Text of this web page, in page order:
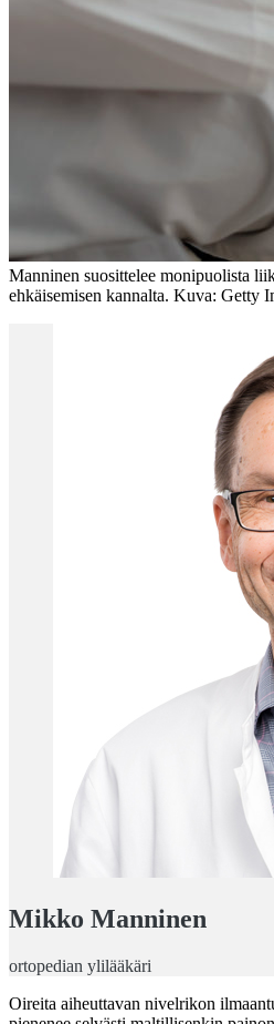
Manninen suosittelee monipuolista
ehkäisemisen kannalta. Kuva: Getty
Mikko Manninen
ortopedian ylilääkäri
Oireita aiheuttavan nivelrikon